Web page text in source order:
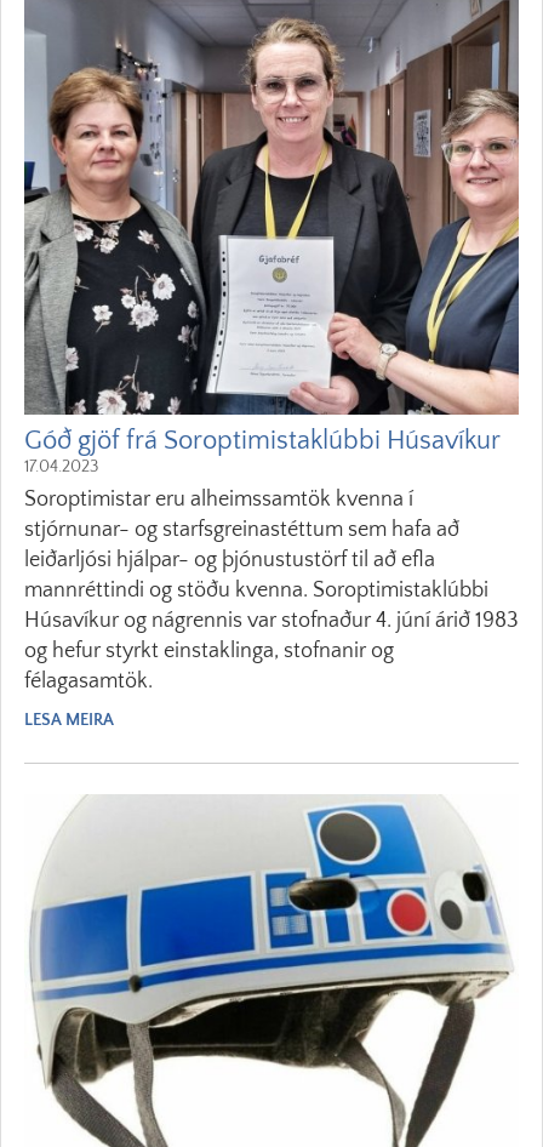
Góð gjöf frá Soroptimistaklúbbi Húsavíkur
17.04.2023
Soroptimistar eru alheimssamtök kvenna í
stjórnunar- og starfsgreinastéttum sem hafa að
leiðarljósi hjálpar- og þjónustustörf til að efla
mannréttindi og stöðu kvenna. Soroptimistaklúbbi
Húsavíkur og nágrennis var stofnaður 4. júní árið 1983
og hefur styrkt einstaklinga, stofnanir og
félagasamtök.
LESA MEIRA